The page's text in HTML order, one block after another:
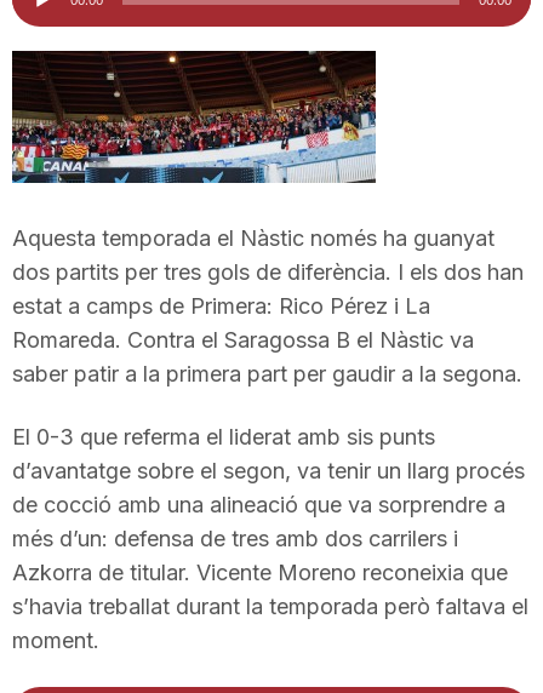
i
u
t
t
T
a
d'àudio
Aquesta temporada el Nàstic només ha guanyat
dos partits per tres gols de diferència. I els dos han
estat a camps de Primera: Rico Pérez i La
Romareda. Contra el Saragossa B el Nàstic va
saber patir a la primera part per gaudir a la segona.
El 0-3 que referma el liderat amb sis punts
d’avantatge sobre el segon, va tenir un llarg procés
de cocció amb una alineació que va sorprendre a
més d’un: defensa de tres amb dos carrilers i
Azkorra de titular. Vicente Moreno reconeixia que
s’havia treballat durant la temporada però faltava el
moment.